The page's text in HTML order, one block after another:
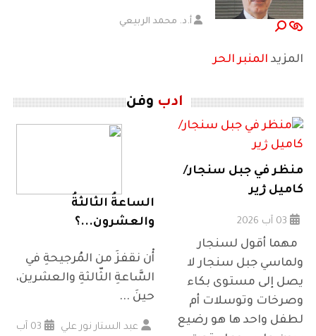
أ.د. محمد الربيعي
المزيد المنبر الحر
ادب وفن
منظر في جبل سنجار/
كاميل ژير
مهما أقول لسنجار
ولماسي جبل سنجار لا
يصل إلى مستوى بكاء
وصرخات وتوسلات أم
لطفل واحد ها هو رضيع
الساعةُ الثالثةُ
والعشرون...؟
أْن نقفزَ من المُرجيحةِ في
السَّاعةِ الثّالثةِ والعشرين،
حينَ ...
عبد الستار نور علي
03 آب